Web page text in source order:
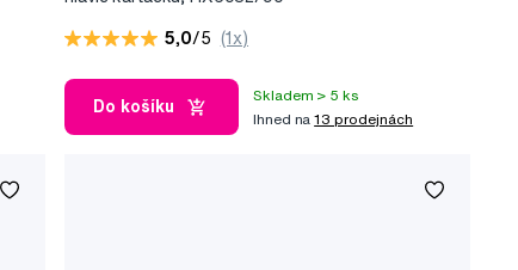
5,0/5 (1x)
Do košíku
Skladem > 5 ks
Ihned na13 prodejnách